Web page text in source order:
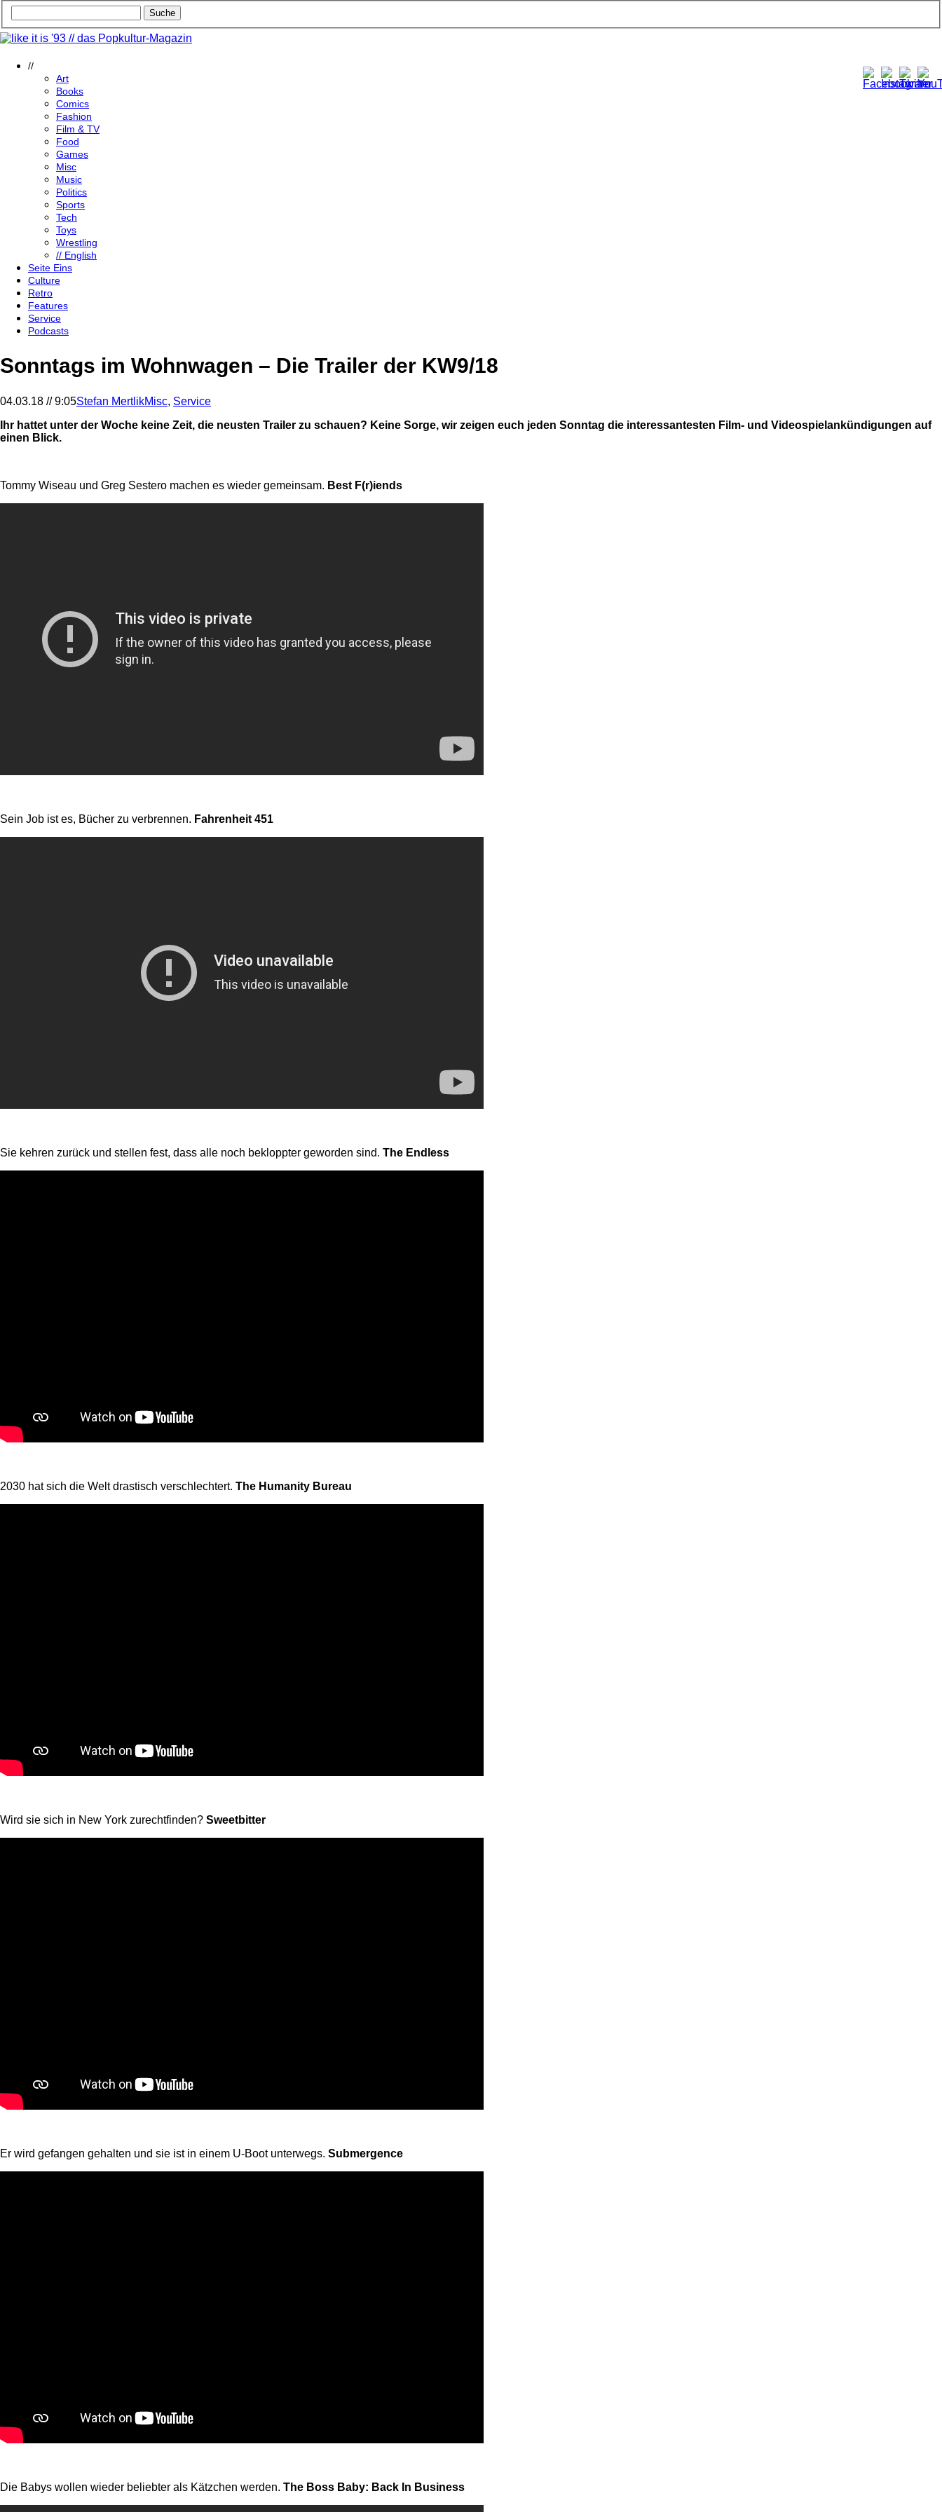
//
Art
Books
Comics
Fashion
Film & TV
Food
Games
Misc
Music
Politics
Sports
Tech
Toys
Wrestling
// English
Seite Eins
Culture
Retro
Features
Service
Podcasts
Sonntags im Wohnwagen – Die Trailer der KW9/18
04.03.18 // 9:05Stefan MertlikMisc, Service
Ihr hattet unter der Woche keine Zeit, die neusten Trailer zu schauen? Keine Sorge, wir zeigen euch jeden Sonntag die interessantesten Film- und Videospielankündigungen auf
einen Blick.
Tommy Wiseau und Greg Sestero machen es wieder gemeinsam. Best F(r)iends
Sein Job ist es, Bücher zu verbrennen. Fahrenheit 451
Sie kehren zurück und stellen fest, dass alle noch bekloppter geworden sind. The Endless
2030 hat sich die Welt drastisch verschlechtert. The Humanity Bureau
Wird sie sich in New York zurechtfinden? Sweetbitter
Er wird gefangen gehalten und sie ist in einem U-Boot unterwegs. Submergence
Die Babys wollen wieder beliebter als Kätzchen werden. The Boss Baby: Back In Business